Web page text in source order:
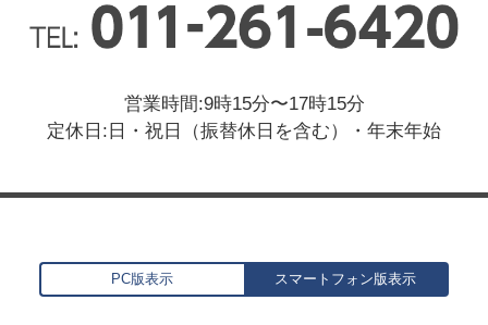
営業時間:9時15分〜17時15分
定休日:日・祝日（振替休日を含む）・年末年始
PC版表示 スマートフォン版表示